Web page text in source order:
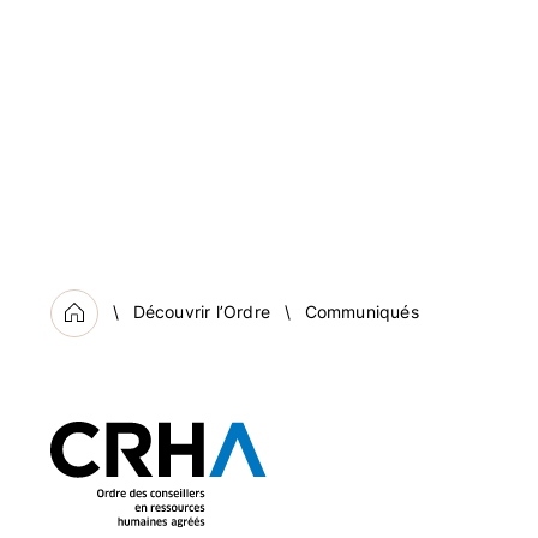
Accueil
Découvrir l’Ordre Communiqués